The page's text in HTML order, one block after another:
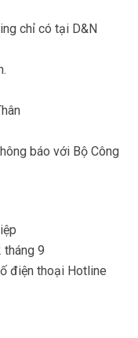
chỉ có tại D&N
báo với Bộ Công
tháng 9
điện thoại Hotline